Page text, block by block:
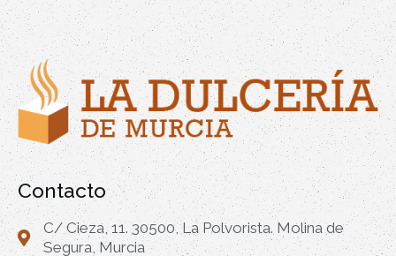
Contacto
C/ Cieza, 11. 30500, La Polvorista. Molina de
Segura, Murcia